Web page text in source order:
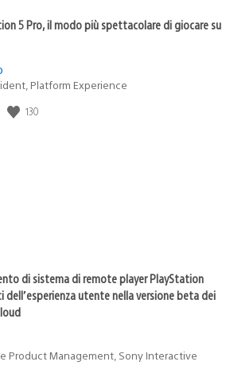
5 Pro, il modo più spettacolare di giocare su
Platform Experience
130
di sistema di remote player PlayStation
utente nella versione beta dei
Product Management, Sony Interactive